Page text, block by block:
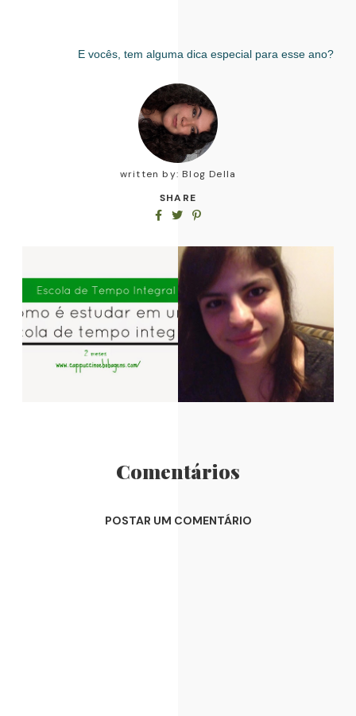
E vocês, tem alguma dica especial para esse ano?
written by: Blog Della
SHARE
Comentários
POSTAR UM COMENTÁRIO